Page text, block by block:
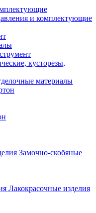
и комплектующие
кусторезы,
материалы
Замочно-скобяные
Лакокрасочные изделия